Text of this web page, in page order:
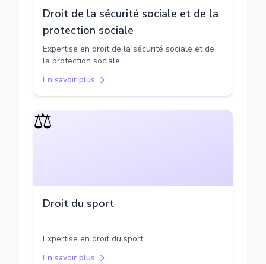
Droit de la sécurité sociale et de la
protection sociale
Expertise en droit de la sécurité sociale et de
la protection sociale
En savoir plus
⚖️
Droit du sport
Expertise en droit du sport
En savoir plus